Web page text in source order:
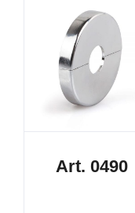
Art. 0490